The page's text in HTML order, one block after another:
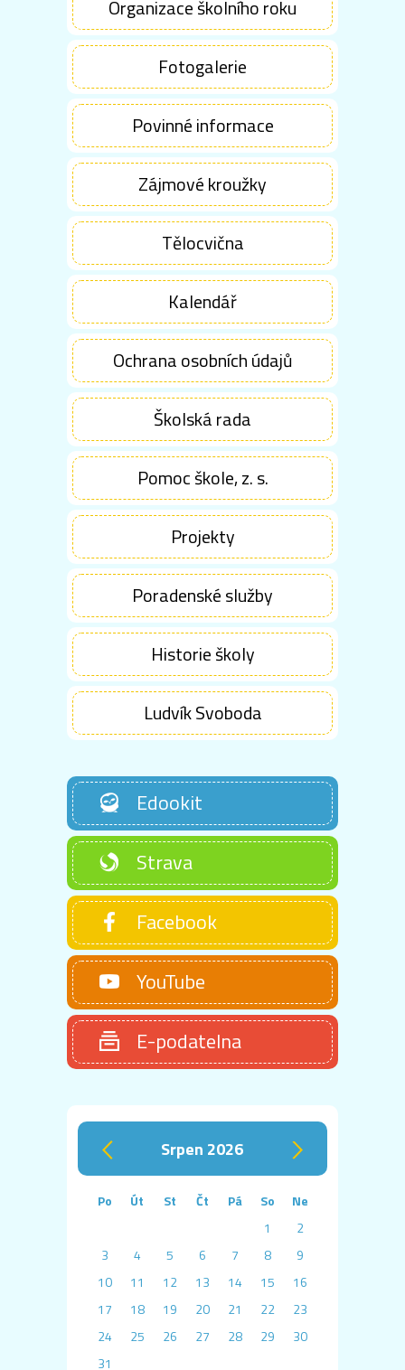
Organizace školního roku
Fotogalerie
Povinné informace
Zájmové kroužky
Tělocvična
Kalendář
Ochrana osobních údajů
Školská rada
Pomoc škole, z. s.
Projekty
Poradenské služby
Historie školy
Ludvík Svoboda
Edookit
Strava
Facebook
YouTube
E-podatelna
‹ srpen 2026 ›
Po Út St Čt Pá So
Ne
1
2
3
4 5 6 7 8
9
10
11 12 13 14 15
16
17
18 19 20 21 22
23
24
25 26 27 28 29
30
31